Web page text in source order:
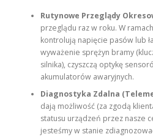
Rutynowe Przeglądy
przeglądu raz w roku. W
kontrolują napięcie pasów lub
wyważenie sprężyn bramy
silnika), czyszczą optykę
akumulatorów awaryjnych.
Diagnostyka Zdalna
dają możliwość (za zgodą
statusu urządzeń przez nasze
jesteśmy w stanie